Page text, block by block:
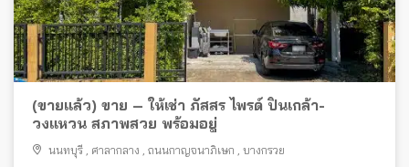
(ขายแล้ว) ขาย – ให้เช่า ภัสสร ไพรด์ ปิ่นเกล้า-
วงแหวน สภาพสวย พร้อมอยู่
นนทบุรี , ศาลากลาง , ถนนกาญจนาภิเษก , บางกรวย